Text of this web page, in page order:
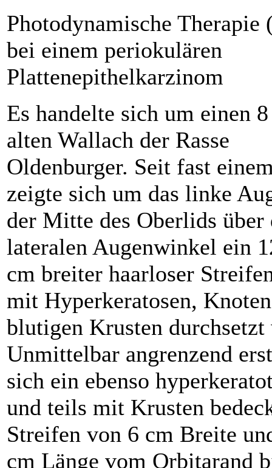
Photodynamische Therapie
bei einem periokulären
Plattenepithelkarzinom
Es handelte sich um einen
alten Wallach der Rasse
Oldenburger. Seit fast
zeigte sich um das linke
der Mitte des Oberlids über
lateralen Augenwinkel ein
cm breiter haarloser
mit Hyperkeratosen,
blutigen Krusten durchsetzt
Unmittelbar angrenzend
sich ein ebenso
und teils mit Krusten
Streifen von 6 cm Breite
cm Länge vom Orbitarand